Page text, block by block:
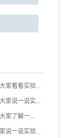
家看看实验...
家说一说实...
家了解一...
说一说实验...